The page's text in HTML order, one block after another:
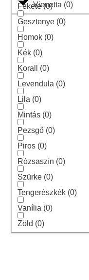
Vienetta (0)
Fekete(0)
Gesztenye (0)
Homok (0)
Kék (0)
Korall (0)
Levendula (0)
Lila (0)
Mintás (0)
Pezsgő (0)
Piros (0)
Rózsaszín (0)
Szürke (0)
Tengerészkék (0)
Vanília (0)
Zöld (0)